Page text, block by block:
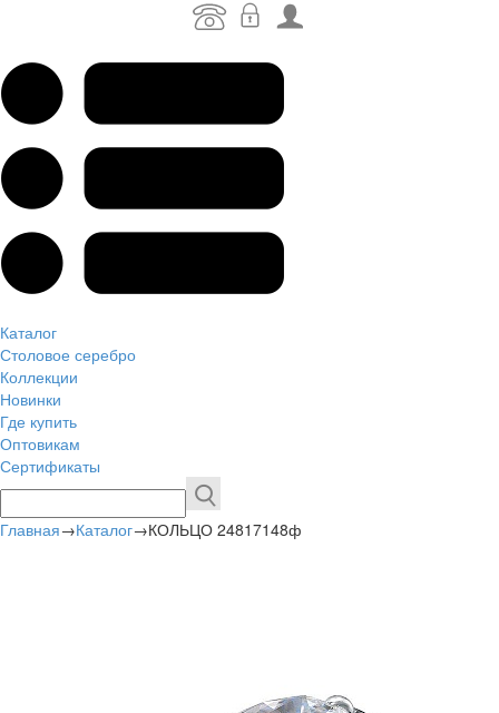
Каталог
Столовое серебро
Коллекции
Новинки
Где купить
Оптовикам
Сертификаты
Главная→Каталог→КОЛЬЦО 24817148ф